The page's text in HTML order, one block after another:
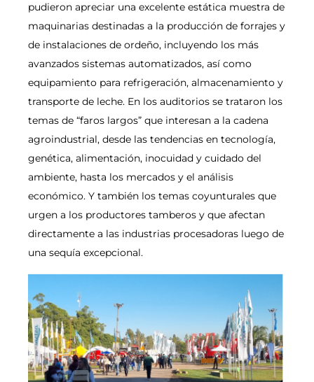
pudieron apreciar una excelente estática muestra de
maquinarias destinadas a la producción de forrajes y
de instalaciones de ordeño, incluyendo los más
avanzados sistemas automatizados, así como
equipamiento para refrigeración, almacenamiento y
transporte de leche. En los auditorios se trataron los
temas de “faros largos” que interesan a la cadena
agroindustrial, desde las tendencias en tecnología,
genética, alimentación, inocuidad y cuidado del
ambiente, hasta los mercados y el análisis
económico. Y también los temas coyunturales que
urgen a los productores tamberos y que afectan
directamente a las industrias procesadoras luego de
una sequía excepcional.